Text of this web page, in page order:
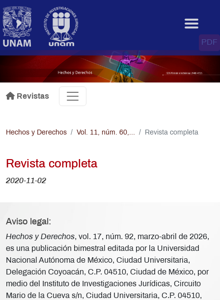
.
Revistas
Hechos y Derechos Vol. 11, núm. 60,... Revista completa
Revista completa
PDF
2020-11-02
Aviso legal:
Hechos y Derechos, vol. 17, núm. 92, marzo-abril de 2026,
es una publicación bimestral editada por la Universidad
Nacional Autónoma de México, Ciudad Universitaria,
Delegación Coyoacán, C.P. 04510, Ciudad de México, por
medio del Instituto de Investigaciones Jurídicas, Circuito
Mario de la Cueva s/n, Ciudad Universitaria, C.P. 04510,